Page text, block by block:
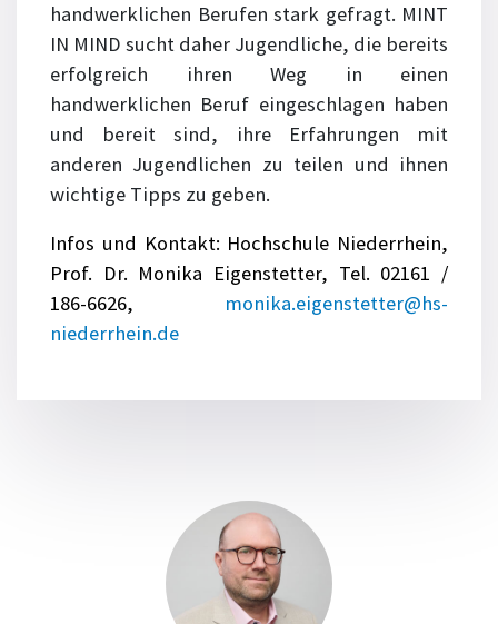
handwerklichen Berufen stark gefragt. MINT
IN MIND sucht daher Jugendliche, die bereits
erfolgreich ihren Weg in einen
handwerklichen Beruf eingeschlagen haben
und bereit sind, ihre Erfahrungen mit
anderen Jugendlichen zu teilen und ihnen
wichtige Tipps zu geben.
Infos und Kontakt: Hochschule Niederrhein,
Prof. Dr. Monika Eigenstetter, Tel. 02161 /
186-6626, monika.eigenstetter@hs-
niederrhein.de